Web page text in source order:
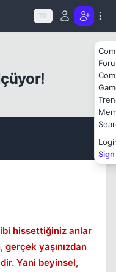
TR
hissettiğiniz anlar
yaşınızdan
Yani beyinsel,